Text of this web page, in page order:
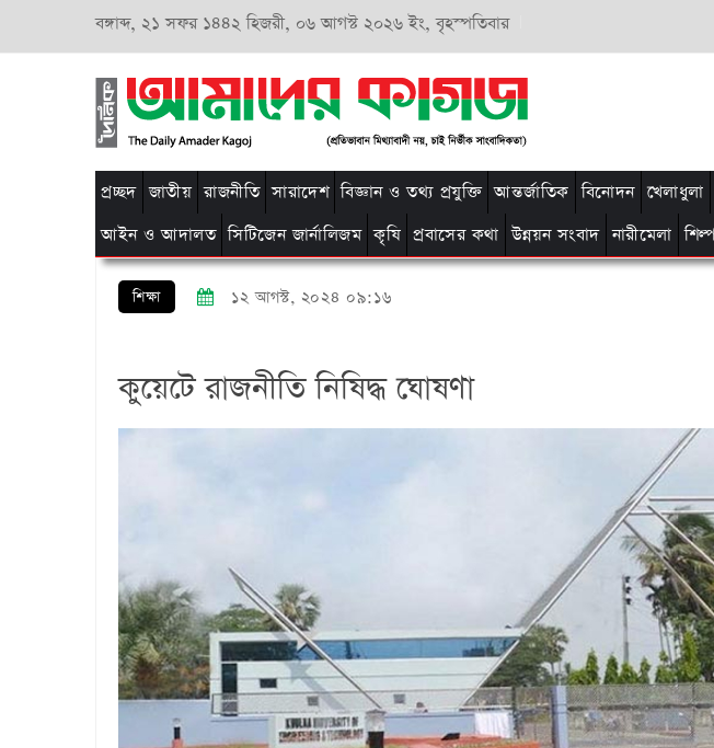
বঙ্গাব্দ, ২১ সফর ১৪৪২ হিজরী, ০৬ আগস্ট ২০২৬ ইং, বৃহস্পতিবার
প্রচ্ছদ জাতীয় রাজনীতি সারাদেশ বিজ্ঞান ও তথ্য প্রযুক্তি আন্তর্জাতিক বিনোদন খেলাধুলা
আইন ও আদালত সিটিজেন জার্নালিজম কৃষি প্রবাসের কথা উন্নয়ন সংবাদ নারীমেলা
শিক্ষা ১২ আগস্ট, ২০২৪ ০৯:১৬
কুয়েটে রাজনীতি নিষিদ্ধ ঘোষণা